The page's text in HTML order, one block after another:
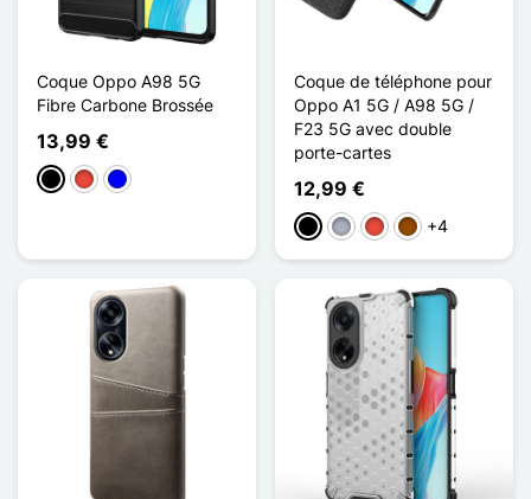
Coque Oppo A98 5G
Fibre Carbone Brossée
13,99 €
PretoVermelho
Azul
Coque de téléphone pour
Oppo A1 5G / A98 5G /
F23 5G avec double
porte-cartes
12,99 €
PretoCinzentoVermelho
Castanho
+4